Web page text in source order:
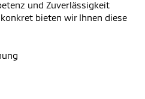
und Zuverlässigkeit
bieten wir Ihnen diese